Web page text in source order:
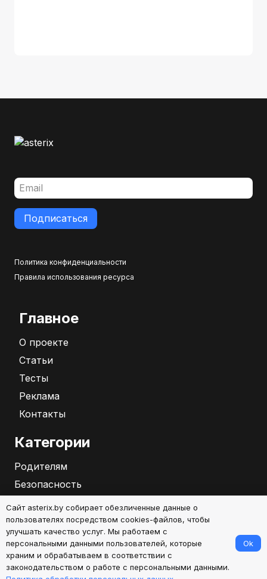
Подписаться
Политика конфиденциальности
Правила использования ресурса
Главное
О проекте
Статьи
Тесты
Реклама
Контакты
Категории
Родителям
Безопасность
Бизнес
Саморазвитие
2026
Сайт asterix.by собирает обезличенные данные о
пользователях посредством cookies-файлов, чтобы
улучшать качество услуг. Мы работаем с
персональными данными пользователей, которые
храним и обрабатываем в соответствии с
законодательством о работе с персональными данными.
Ok